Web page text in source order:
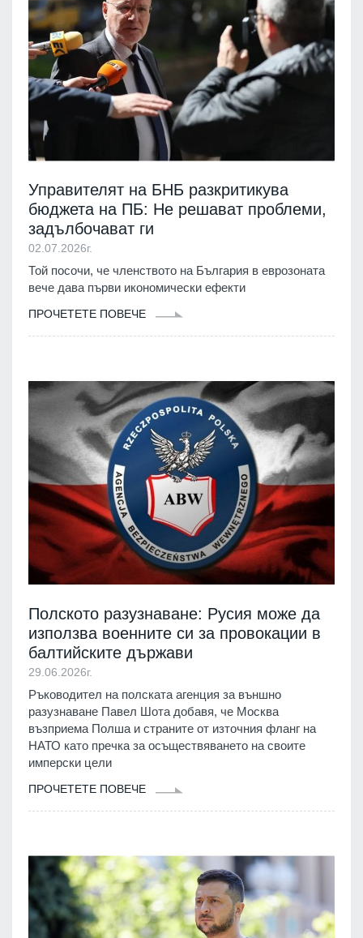
Управителят на БНБ разкритикува
бюджета на ПБ: Не решават проблеми,
задълбочават ги
02.07.2026г.
Той посочи, че членството на България в еврозоната
вече дава първи икономически ефекти
ПРОЧЕТЕТЕ ПОВЕЧЕ
Полското разузнаване: Русия може да
използва военните си за провокации в
балтийските държави
29.06.2026г.
Ръководител на полската агенция за външно
разузнаване Павел Шота добавя, че Москва
възприема Полша и страните от източния фланг на
НАТО като пречка за осъществяването на своите
имперски цели
ПРОЧЕТЕТЕ ПОВЕЧЕ